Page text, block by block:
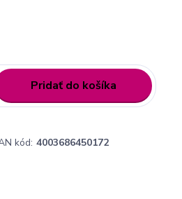
Pridať do košíka
kód: 4003686450172